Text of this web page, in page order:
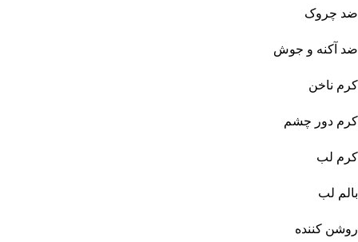
ضد چروک
ضد آکنه و جوش
کرم ناخن
کرم دور چشم
کرم لب
بالم لب
روشن کننده